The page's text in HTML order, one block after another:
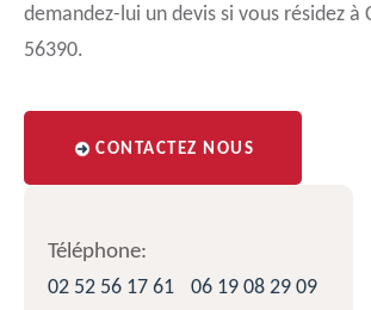
demandez-lui un devis si vous résidez à
56390.
CONTACTEZ NOUS
Téléphone:
02 52 56 17 61
06 19 08 29 09